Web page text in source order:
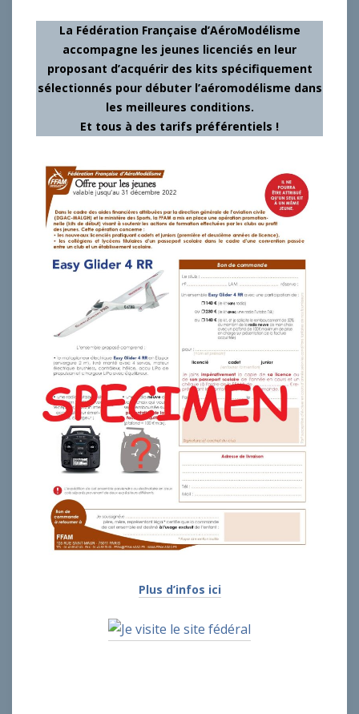
La Fédération Française d’AéroModélisme
accompagne les jeunes licenciés en leur
proposant d’acquérir des kits spécifiquement
sélectionnés pour débuter l’aéromodélisme dans
les meilleures conditions.
Et tous à des tarifs préférentiels !
Plus d’infos ici